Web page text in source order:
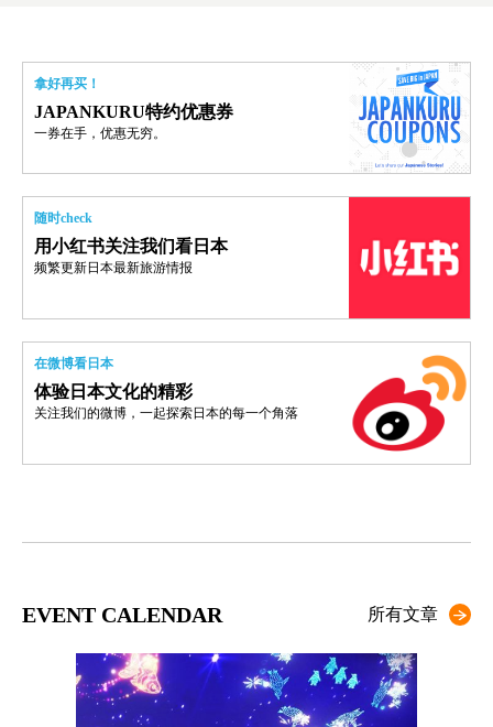
拿好再买！
JAPANKURU特约优惠券
一券在手，优惠无穷。
随时check
用小红书关注我们看日本
频繁更新日本最新旅游情报
在微博看日本
体验日本文化的精彩
关注我们的微博，一起探索日本的每一个角落
EVENT CALENDAR 所有文章